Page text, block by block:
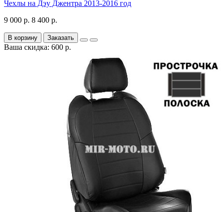
Чехлы на Дэу Джентра 2013-2016 год
9 000 р. 8 400 р.
В корзину Заказать
Ваша скидка: 600 р.